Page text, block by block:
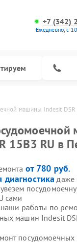
+7 (342)
Ежедневно, с
машины Indesit
15B3 RU в
от 780 руб.
диагностика даже
сами
наши работы по
машин Indesit